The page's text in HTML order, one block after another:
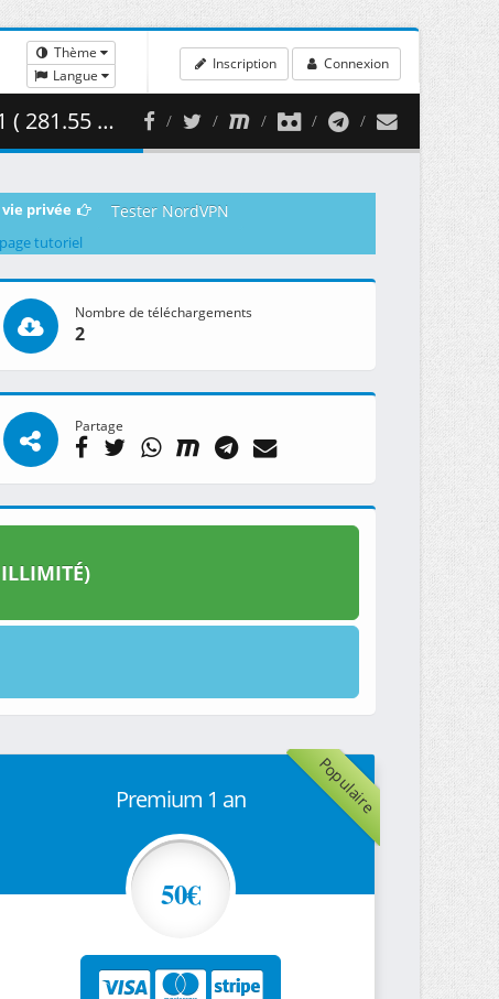
Thème
Langue
Inscription Connexion
MB )
privée Tester NordVPN
tutoriel
Nombre de téléchargements
2
Partage
Populaire
Premium 1 an
50€